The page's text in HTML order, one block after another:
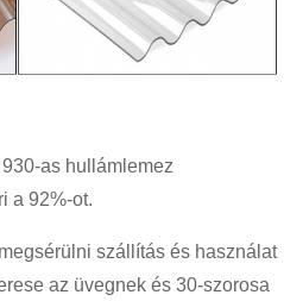
as hullámlemez
a 92%-ot.
szállítás és használat
az üvegnek és 30-szorosa